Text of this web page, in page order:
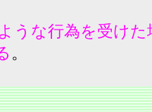
うな行為を受けた
。